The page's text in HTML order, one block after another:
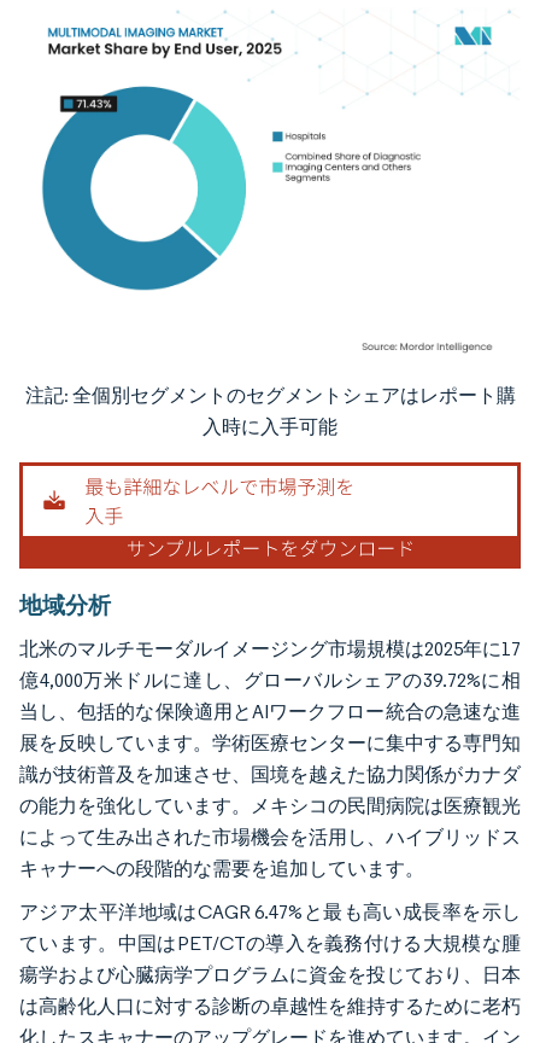
画像 © Mordor Intelligence。再利用にはCC BY 4.0の表示が必要です。
注記: 全個別セグメントのセグメントシェアはレポート購
入時に入手可能
地域分析
北米のマルチモーダルイメージング市場規模は2025年に17
億4,000万米ドルに達し、グローバルシェアの39.72%に相
当し、包括的な保険適用とAIワークフロー統合の急速な進
展を反映しています。学術医療センターに集中する専門知
識が技術普及を加速させ、国境を越えた協力関係がカナダ
の能力を強化しています。メキシコの民間病院は医療観光
によって生み出された市場機会を活用し、ハイブリッドス
キャナーへの段階的な需要を追加しています。
アジア太平洋地域はCAGR 6.47%と最も高い成長率を示し
ています。中国はPET/CTの導入を義務付ける大規模な腫
瘍学および心臓病学プログラムに資金を投じており、日本
は高齢化人口に対する診断の卓越性を維持するために老朽
化したスキャナーのアップグレードを進めています。イン